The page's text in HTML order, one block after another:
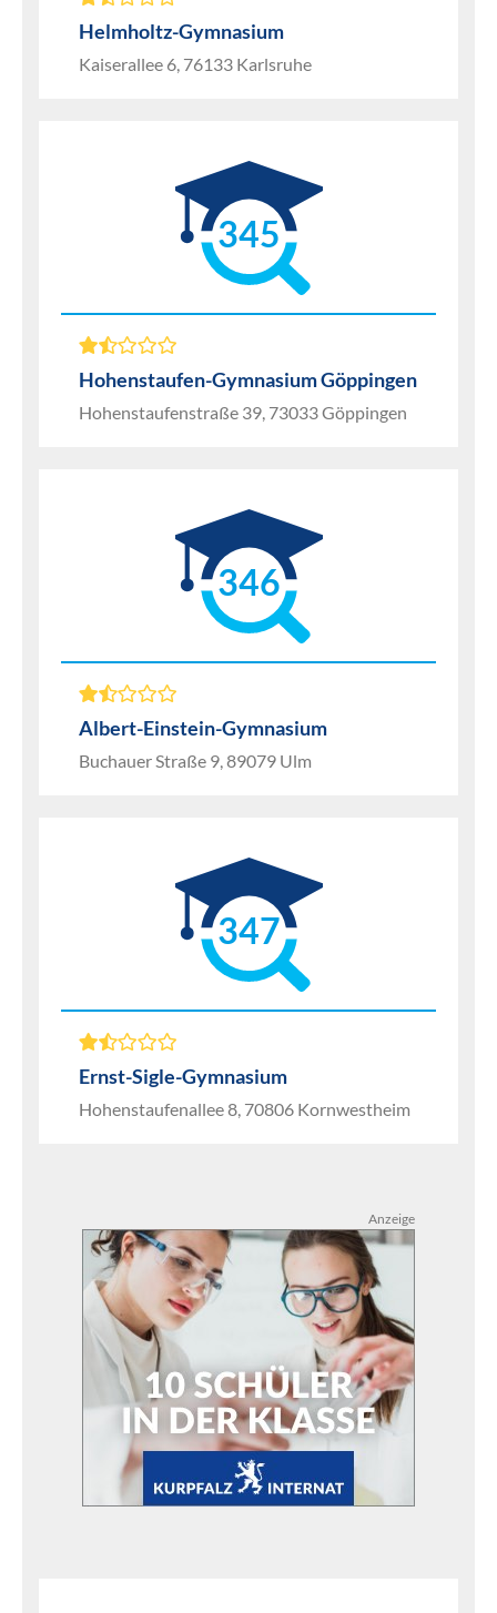
Helmholtz-Gymnasium
Kaiserallee 6, 76133 Karlsruhe
345
Hohenstaufen-Gymnasium Göppingen
Hohenstaufenstraße 39, 73033 Göppingen
346
Albert-Einstein-Gymnasium
Buchauer Straße 9, 89079 Ulm
347
Ernst-Sigle-Gymnasium
Hohenstaufenallee 8, 70806 Kornwestheim
Anzeige